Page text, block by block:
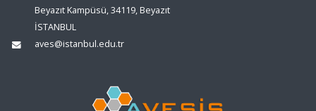
Beyazıt Kampüsü, 34119, Beyazıt
İSTANBUL
aves@istanbul.edu.tr